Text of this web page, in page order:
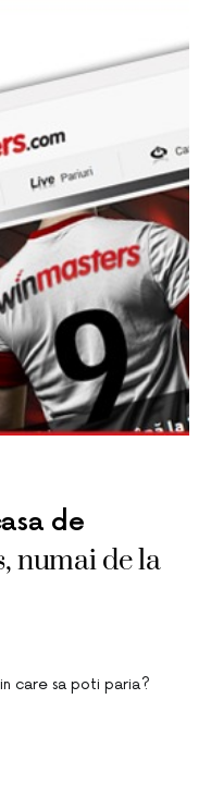
de
numai de la
care sa poti paria?